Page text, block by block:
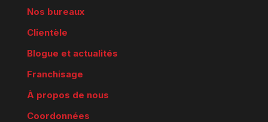
Nos bureaux
Clientèle
Blogue et actualités
Franchisage
À propos de nous
Coordonnées